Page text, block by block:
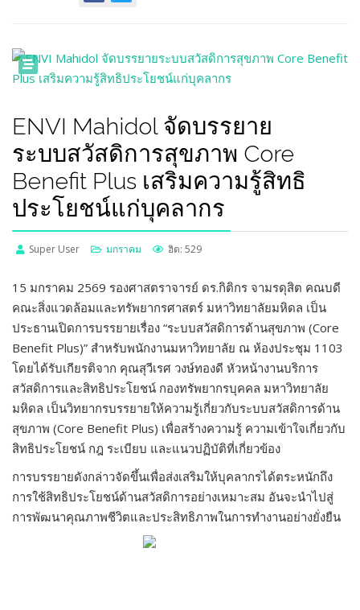
ENVI Mahidol จัดบรรยาย
ระบบสวัสดิการสุขภาพ Core
Benefit Plus เสริมความรู้สิทธิ
ประโยชน์แก่บุคลากร
Super User มกราคม ฮิต: 529
15 มกราคม 2569 รองศาสตราจารย์ ดร.กิติกร จามรดุสิต คณบดี
คณะสิ่งแวดล้อมและทรัพยากรศาสตร์ มหาวิทยาลัยมหิดล เป็น
ประธานเปิดการบรรยายเรื่อง “ระบบสวัสดิการด้านสุขภาพ (Core
Benefit Plus)” สำหรับพนักงานมหาวิทยาลัย ณ ห้องประชุม 1103
โดยได้รับเกียรติจาก คุณสุวีเรศ วงษ์ทองดี หัวหน้างานบริการ
สวัสดิการและสิทธิประโยชน์ กองทรัพยากรบุคคล มหาวิทยาลัย
มหิดล เป็นวิทยากรบรรยายให้ความรู้เกี่ยวกับระบบสวัสดิการด้าน
สุขภาพ (Core Benefit Plus) เพื่อสร้างความรู้ ความเข้าใจเกี่ยวกับ
สิทธิประโยชน์ กฎ ระเบียบ และแนวปฏิบัติที่เกี่ยวข้อง
การบรรยายดังกล่าวจัดขึ้นเพื่อส่งเสริมให้บุคลากรได้ตระหนักถึง
การใช้สิทธิประโยชน์ด้านสวัสดิการอย่างเหมาะสม อันจะนำไปสู่
การพัฒนาคุณภาพชีวิตและประสิทธิภาพในการทำงานอย่างยั่งยืน